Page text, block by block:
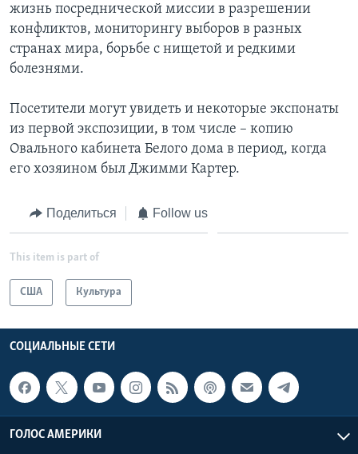
жизнь посреднической миссии в разрешении
конфликтов, мониторингу выборов в разных
странах мира, борьбе с нищетой и редкими
болезнями.
Посетители могут увидеть и некоторые экспонаты
из первой экспозиции, в том числе – копию
Овального кабинета Белого дома в период, когда
его хозяином был Джимми Картер.
Поделиться Follow us
This item is part of
США Культура
СОЦИАЛЬНЫЕ СЕТИ
ГОЛОС АМЕРИКИ